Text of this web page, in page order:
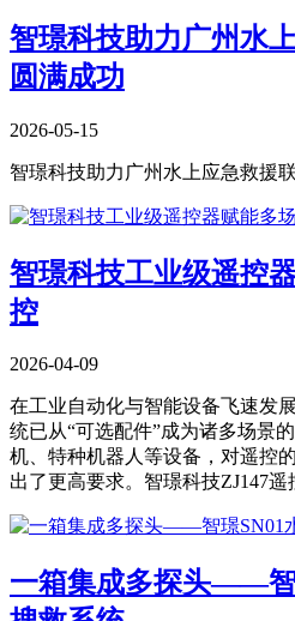
智璟科技助力广州水
圆满成功
2026-05-15
智璟科技助力广州水上应急救援
智璟科技工业级遥控
控
2026-04-09
在工业自动化与智能设备飞速发
统已从“可选配件”成为诸多场景
机、特种机器人等设备，对遥控
出了更高要求。智璟科技ZJ147遥
一箱集成多探头——智